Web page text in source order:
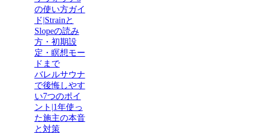
の使い方ガイ
ド|Strainと
Slopeの読み
方・初期設
定・瞑想モー
ドまで
バレルサウナ
で後悔しやす
い7つのポイ
ント|1年使っ
た施主の本音
と対策